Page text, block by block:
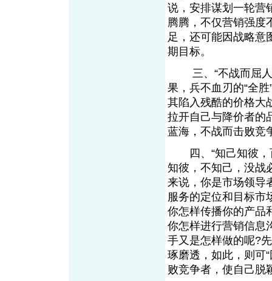
说，安排谋划一轮营
腾腾，不仅营销强度
足，还可能因战略意
期目标。
三、“不战而屈人
果，兵不血刃的“全
其陷入残酷的价格大
拉开自己与降价者的
蓝海，不战而击败竞
四、“知己知彼，
知彼，不知己，没战
来说，你是市场领导
服务的定位和目标市
你怎样传播你的产品
你怎样进行营销信息
手又是怎样做的呢?
琢磨透，如此，则可
败竞争者，使自己脱